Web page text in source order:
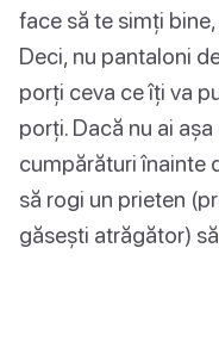
face să te simți
Deci, nu pantaloni
porți ceva ce îți va
porți. Dacă nu ai
cumpărături înainte
să rogi un prieten
găsești atrăgător)